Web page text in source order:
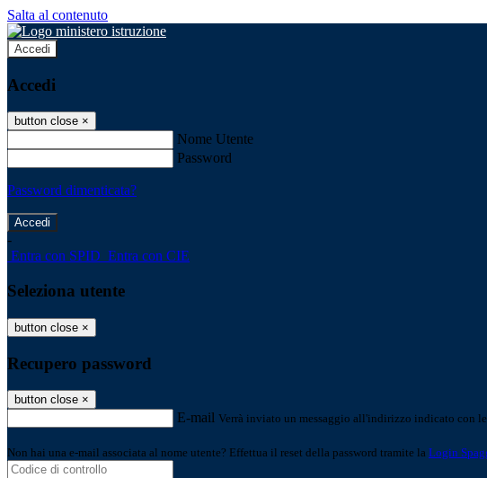
Salta al contenuto
Accedi
Accedi
button close ×
Nome Utente
Password
Password dimenticata?
-
Entra con SPID Entra con CIE
Seleziona utente
button close ×
Recupero password
button close ×
E-mail Verrà inviato un messaggio all'indirizzo indicato con
Non hai una e-mail associata al nome utente? Effettua il reset della password tramite la Login